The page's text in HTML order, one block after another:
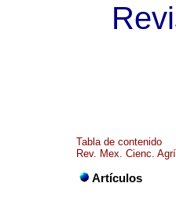
Tabla de contenido
Rev. Mex. Cienc.
Artículos